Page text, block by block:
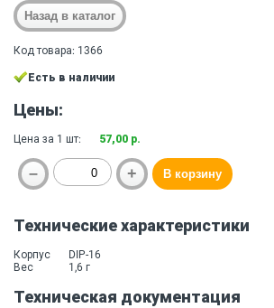
Код товара: 1366
Есть в наличии
Цены:
Цена за 1 шт: 57,00 р.
Технические характеристики
Корпус
DIP-16
Вес
1,6 г
Техническая документация